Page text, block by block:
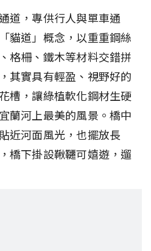
道，專供行人與單車通
貓道」概念，以重重鋼絲
格柵、鐵木等材料交錯拼
其實具有輕盈、視野好的
槽，讓綠植軟化鋼材生硬
蘭河上最美的風景。橋中
近河面風光，也擺放長
橋下掛設鞦韆可嬉遊，遛